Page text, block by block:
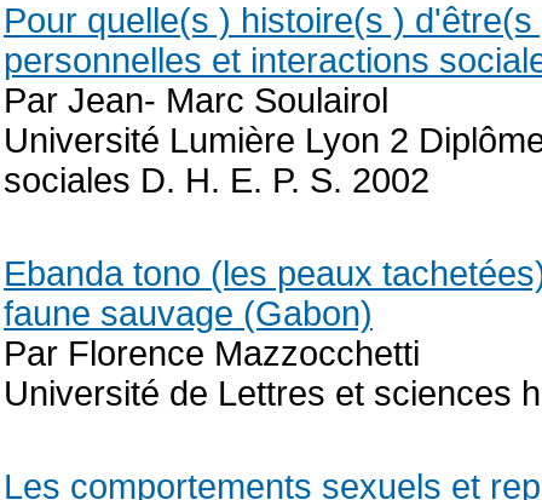
Pour quelle(s ) histoire(s )
personnelles et interactions
Par Jean- Marc Soulairol
Université Lumière Lyon 2
sociales D. H. E. P. S. 2002
Ebanda tono (les peaux
faune sauvage (Gabon)
Par Florence Mazzocchetti
Université de Lettres et sciences
Les comportements sexuels et